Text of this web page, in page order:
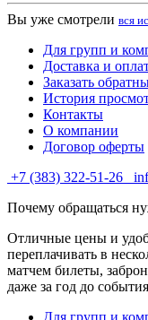
Вы уже смотрели вся
Для групп и
Доставка и
Заказать
История
Контакты
О компании
Договор оферты
+7 (383) 322-51-26
Почему обращаться
Отличные цены и
переплачивать в
матчем билеты,
даже за год до
Для групп и